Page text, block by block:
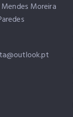
Moreira